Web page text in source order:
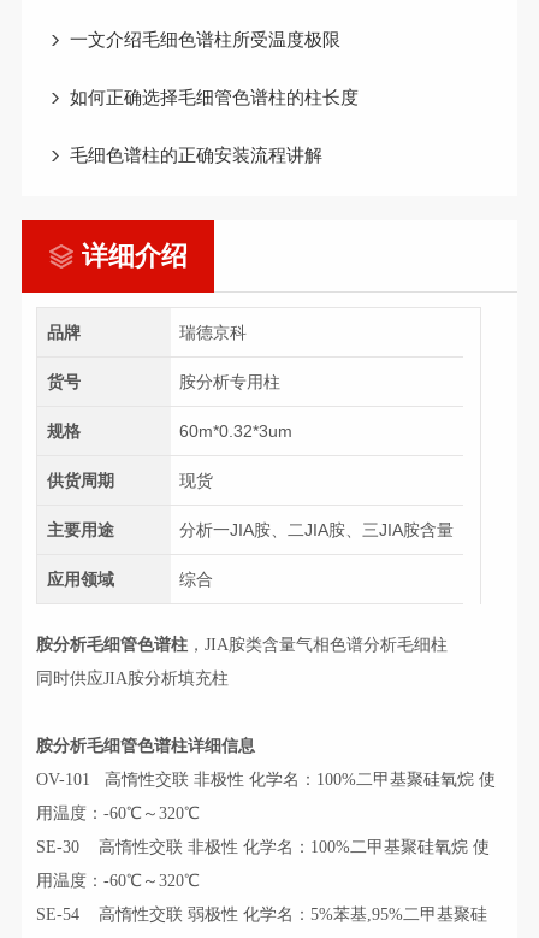
一文介绍毛细色谱柱所受温度极限
如何正确选择毛细管色谱柱的柱长度
毛细色谱柱的正确安装流程讲解
详细介绍
品牌 瑞德京科
货号 胺分析专用柱
规格 60m*0.32*3um
供货周期 现货
主要用途 分析一JIA胺、二JIA胺、三JIA胺含量
应用领域 综合
胺分析毛细管色谱柱 ，JIA胺类含量气相色谱分析毛细柱
同时供应JIA胺分析填充柱
胺分析毛细管色谱柱详细信息
OV-101 高惰性交联 非极性 化学名：100%二甲基聚硅氧烷 使
用温度：-60℃～320℃
SE-30 高惰性交联 非极性 化学名：100%二甲基聚硅氧烷 使
用温度：-60℃～320℃
SE-54 高惰性交联 弱极性 化学名：5%苯基,95%二甲基聚硅